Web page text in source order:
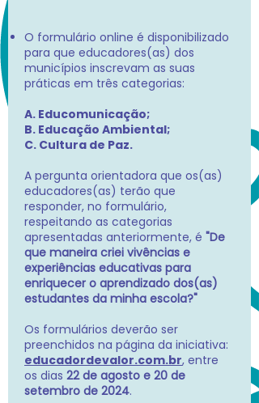
O formulário online é disponibilizado
para que educadores(as) dos
municípios inscrevam as suas
práticas em três categorias:
A. Educomunicação;
B. Educação Ambiental;
C. Cultura de Paz.
A pergunta orientadora que os(as)
educadores(as) terão que
responder, no formulário,
respeitando as categorias
apresentadas anteriormente, é "De
que maneira criei vivências e
experiências educativas para
enriquecer o aprendizado dos(as)
estudantes da minha escola?"
Os formulários deverão ser
preenchidos na página da iniciativa:
educadordevalor.com.br, entre
os dias 22 de agosto e 20 de
setembro de 2024.